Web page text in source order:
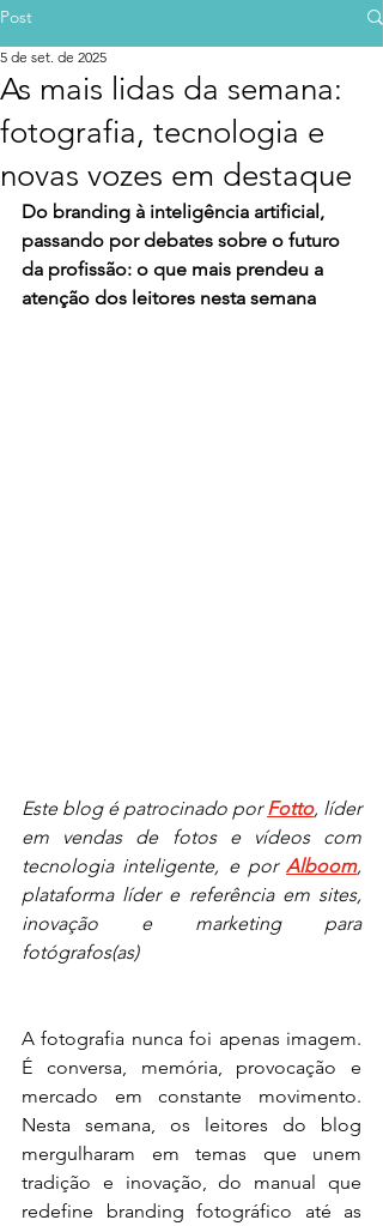
Post
As mais lidas da semana:
fotografia, tecnologia e
novas vozes em destaque
5 de set. de 2025
Do branding à inteligência artificial,
passando por debates sobre o futuro
da profissão: o que mais prendeu a
atenção dos leitores nesta semana
Este blog é patrocinado por Fotto, líder
em vendas de fotos e vídeos com
tecnologia inteligente, e por Alboom,
plataforma líder e referência em sites,
inovação e marketing para
fotógrafos(as)
A fotografia nunca foi apenas imagem.
É conversa, memória, provocação e
mercado em constante movimento.
Nesta semana, os leitores do blog
mergulharam em temas que unem
tradição e inovação, do manual que
redefine branding fotográfico até as